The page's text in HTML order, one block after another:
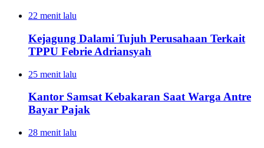
22 menit lalu
Kejagung Dalami Tujuh Perusahaan Terkait
TPPU Febrie Adriansyah
25 menit lalu
Kantor Samsat Kebakaran Saat Warga Antre
Bayar Pajak
28 menit lalu